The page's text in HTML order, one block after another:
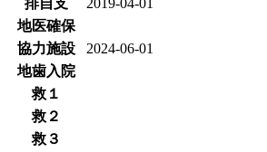
地医確保
協力施設
2024-06-01
地歯入院
救１
救２
救３